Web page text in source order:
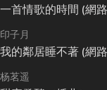
一首情歌的時間 (網
印子月
我的鄰居睡不著 (網
杨茗遥